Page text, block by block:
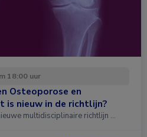
18:00 uur
Osteoporose en
is nieuw in de richtlijn?
multidisciplinaire richtlijn …